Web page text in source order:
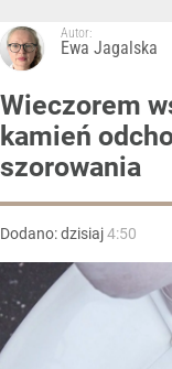
Autor:
Ewa Jagalska
Wieczorem
kamień
szorowania
Dodano:dzisiaj4:50